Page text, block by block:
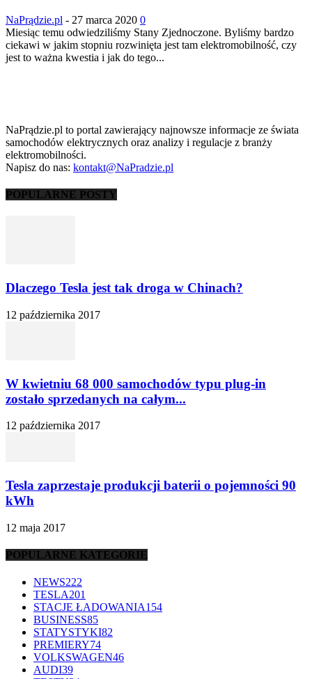
NaPrądzie.pl - 27 marca 2020 0
Miesiąc temu odwiedziliśmy Stany Zjednoczone. Byliśmy bardzo
ciekawi w jakim stopniu rozwinięta jest tam elektromobilność, czy
jest to ważna kwestia i jak do tego...
NaPrądzie.pl to portal zawierający najnowsze informacje ze świata
samochodów elektrycznych oraz analizy i regulacje z branży
elektromobilności.
Napisz do nas: kontakt@NaPradzie.pl
POPULARNE POSTY
Dlaczego Tesla jest tak droga w Chinach?
12 października 2017
W kwietniu 68 000 samochodów typu plug-in
zostało sprzedanych na całym...
12 października 2017
Tesla zaprzestaje produkcji baterii o pojemności 90
kWh
12 maja 2017
POPULARNE KATEGORIE
NEWS222
TESLA201
STACJE ŁADOWANIA154
BUSINESS85
STATYSTYKI82
PREMIERY74
VOLKSWAGEN46
AUDI39